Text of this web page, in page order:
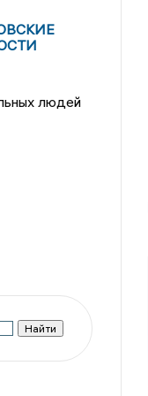
людей